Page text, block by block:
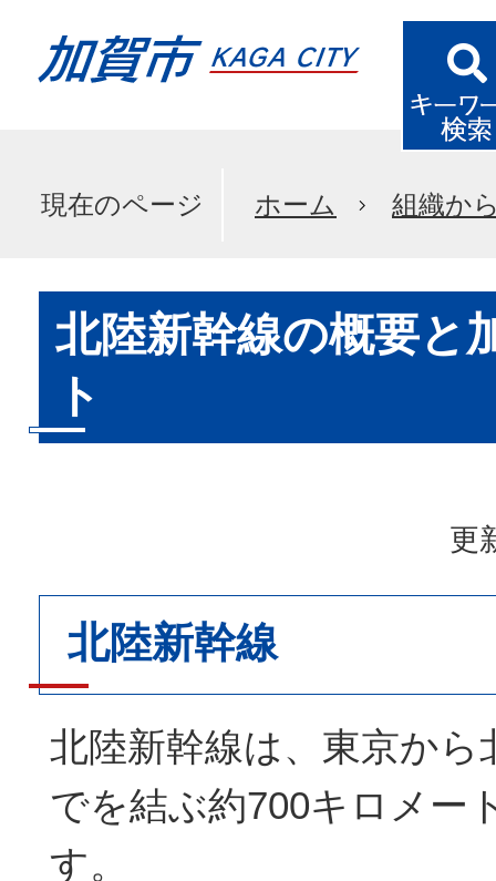
現在のページ ホーム 組織か
北陸新幹線の概要と
ト
更
北陸新幹線
北陸新幹線は、東京から
でを結ぶ約700キロメー
す。